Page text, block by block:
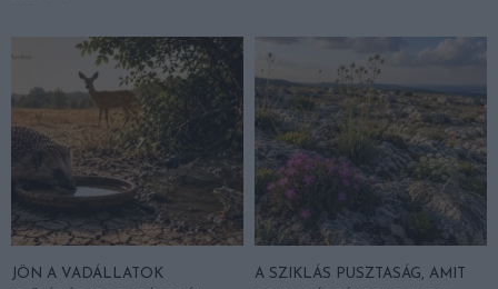
JÖN A VADÁLLATOK
A SZIKLÁS PUSZTASÁG, AMIT